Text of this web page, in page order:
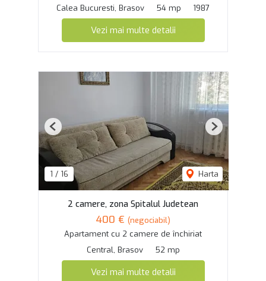
Calea Bucuresti, Brasov 54 mp 1987
Vezi mai multe detalii
1 / 16 Harta
Previous Next
2 camere, zona Spitalul Judetean
400 € (negociabil)
Apartament cu 2 camere de închiriat
Central, Brasov
52 mp
Vezi mai multe detalii